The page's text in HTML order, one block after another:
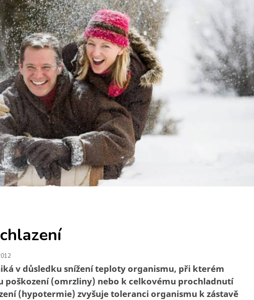
v důsledku snížení teploty organismu, při kterém
poškození (omrzliny) nebo k celkovému prochladnutí
(hypotermie) zvyšuje toleranci organismu k zástavě